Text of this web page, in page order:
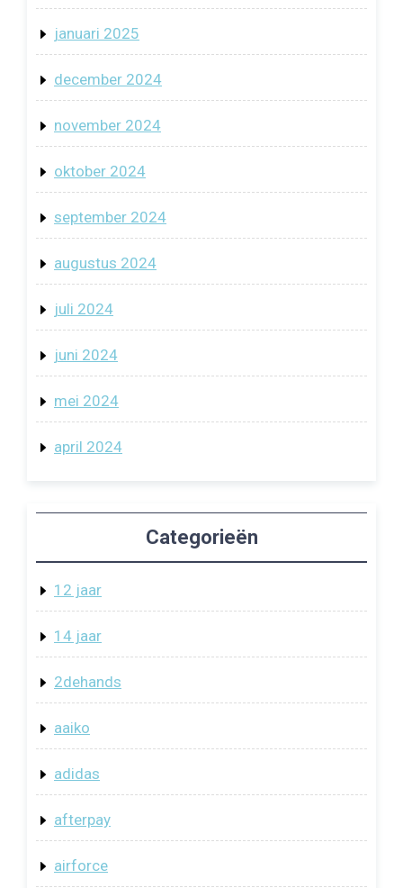
januari 2025
december 2024
november 2024
oktober 2024
september 2024
augustus 2024
juli 2024
juni 2024
mei 2024
april 2024
Categorieën
12 jaar
14 jaar
2dehands
aaiko
adidas
afterpay
airforce